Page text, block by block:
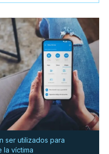
ser utilizados para
la víctima